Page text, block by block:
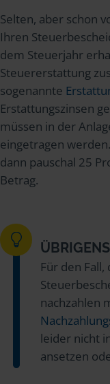
Selten, aber schon
Ihren
dem Steuerjahr
Steuererstattung
sogenannte
Erstattungszinsen
müssen in der
eingetragen
dann pauschal 25
Betrag.
Für den
nachzahlen
leider nicht
ansetzen